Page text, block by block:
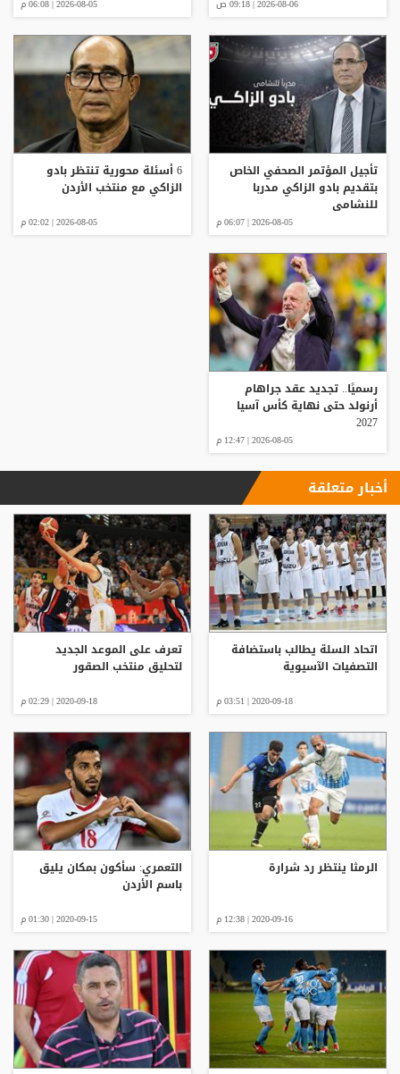
2026-08-06 | 09:18 ص 2026-08-05 | 06:08 م
تأجيل المؤتمر الصحفي الخاص
بتقديم بادو الزاكي مدربا
للنشامى
2026-08-05 | 06:07 م
6 أسئلة محورية تنتظر بادو
الزاكي مع منتخب الأردن
2026-08-05 | 02:02 م
رسميًا.. تجديد عقد جراهام
أرنولد حتى نهاية كأس آسيا
2027
2026-08-05 | 12:47 م
أخبار متعلقة
اتحاد السلة يطالب باستضافة
التصفيات الآسيوية
2020-09-18 | 03:51 م
تعرف على الموعد الجديد
لتحليق منتخب الصقور
2020-09-18 | 02:29 م
الرمثا ينتظر رد شرارة
2020-09-16 | 12:38 م
التعمري: سأكون بمكان يليق
باسم الأردن
2020-09-15 | 01:30 م